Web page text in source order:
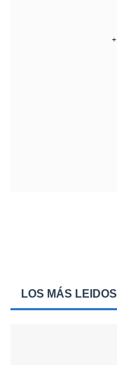
LOS MÁS LEIDOS